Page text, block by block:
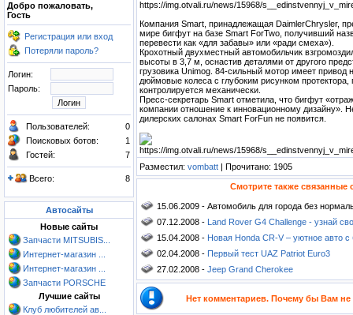
Добро пожаловать,
Гость
Регистрация или вход
Потеряли пароль?
Логин:
Пароль:
Пользователей:
0
Поисковых ботов:
1
Гостей:
7
Всего: 8
Автосайты
Новые сайты
Запчасти MITSUBIS...
Интернет-магазин ...
Интернет-магазин ...
Запчасти PORSCHE
Лучшие сайты
Клуб любителей ав...
Компания Smart, принадлежащая DaimlerChrysler,
мире бигфут на базе Smart ForTwo, получивший
перевести как «для забавы» или «ради смеха»).
Крохотный двухместный автомобильчик
высоты в 3,7 м, оснастив деталями от другого
грузовика Unimog. 84-сильный мотор имеет привод
дюймовые колеса с глубоким рисунком протектора,
контролируется механически.
Пресс-секретарь Smart отметила, что бигфут
компании отношение к инновационному дизайну».
дилерских салонах Smart ForFun не появится.
Разместил: vombatt | Прочитано: 1905
Смотрите также связанные
15.06.2009 - Автомобиль для города без
07.12.2008 - Land Rover G4 Challenge - узнай
15.04.2008 - Новая Honda CR-V – уютное авто
02.04.2008 - Первый тест UAZ Patriot Euro3
27.02.2008 - Jeep Grand Cherokee
Нет комментариев. Почему бы Вам не